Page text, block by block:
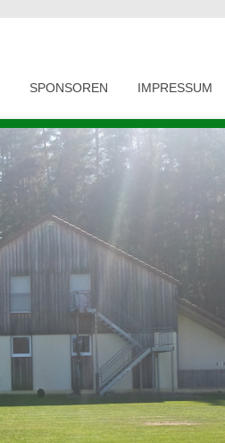
SPONSOREN IMPRESSUM